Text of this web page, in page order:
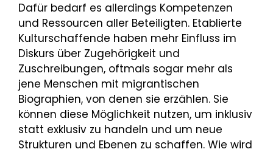
Dafür bedarf es allerdings Kompetenzen
und Ressourcen aller Beteiligten. Etablierte
Kulturschaffende haben mehr Einfluss im
Diskurs über Zugehörigkeit und
Zuschreibungen, oftmals sogar mehr als
jene Menschen mit migrantischen
Biographien, von denen sie erzählen. Sie
können diese Möglichkeit nutzen, um inklusiv
statt exklusiv zu handeln und um neue
Strukturen und Ebenen zu schaffen. Wie wird